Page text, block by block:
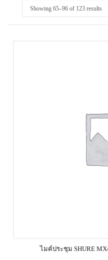
Showing 65–96of 123 results
ไมค์ประชุม SHURE